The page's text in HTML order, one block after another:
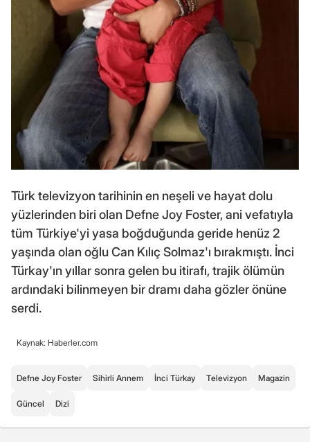
Türk televizyon tarihinin en neşeli ve hayat dolu
yüzlerinden biri olan Defne Joy Foster, ani vefatıyla
tüm Türkiye'yi yasa boğduğunda geride henüz 2
yaşında olan oğlu Can Kılıç Solmaz'ı bırakmıştı. İnci
Türkay'ın yıllar sonra gelen bu itirafı, trajik ölümün
ardındaki bilinmeyen bir dramı daha gözler önüne
serdi.
Kaynak: Haberler.com
Defne Joy Foster Sihirli Annem İnci Türkay Televizyon Magazin
Güncel Dizi